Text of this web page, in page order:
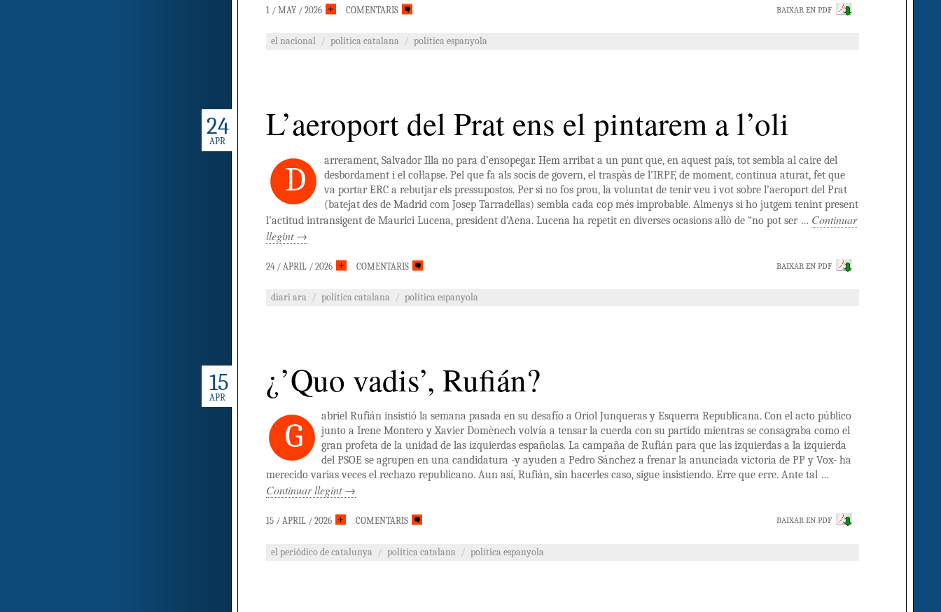
1 / MAY / 2026 COMENTARIS BAIXAR EN PDF
el nacional / política catalana / política espanyola
24
APR L’aeroport del Prat ens el pintarem a l’oli
D
arrerament, Salvador Illa no para d’ensopegar. Hem arribat a un punt que, en aquest país, tot sembla al caire del
desbordament i el col·lapse. Pel que fa als socis de govern, el traspàs de l’IRPF, de moment, continua aturat, fet que
va portar ERC a rebutjar els pressupostos. Per si no fos prou, la voluntat de tenir veu i vot sobre l’aeroport del Prat
(batejat des de Madrid com Josep Tarradellas) sembla cada cop més improbable. Almenys si ho jutgem tenint present
l’actitud intransigent de Maurici Lucena, president d’Aena. Lucena ha repetit en diverses ocasions allò de “no pot ser … Continuar
llegint→
24 / APRIL / 2026 COMENTARIS BAIXAR EN PDF
diari ara / política catalana / política espanyola
15
APR ¿’Quo vadis’, Rufián?
G
abriel Rufián insistió la semana pasada en su desafío a Oriol Junqueras y Esquerra Republicana. Con el acto público
junto a Irene Montero y Xavier Domènech volvía a tensar la cuerda con su partido mientras se consagraba como el
gran profeta de la unidad de las izquierdas españolas. La campaña de Rufián para que las izquierdas a la izquierda
del PSOE se agrupen en una candidatura -y ayuden a Pedro Sánchez a frenar la anunciada victoria de PP y Vox- ha
merecido varias veces el rechazo republicano. Aun así, Rufián, sin hacerles caso, sigue insistiendo. Erre que erre. Ante tal …
Continuar llegint→
15 / APRIL / 2026 COMENTARIS BAIXAR EN PDF
el periódico de catalunya / política catalana / política espanyola